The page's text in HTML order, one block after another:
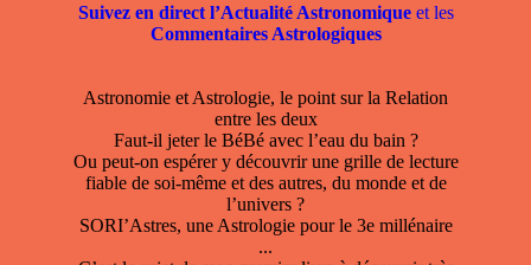
Suivez en direct l’Actualité Astronomiqueet les
Commentaires Astrologiques
Astronomie et Astrologie, le point sur la Relation
entre les deux
Faut-il jeter le BéBé avec l’eau du bain ?
Ou peut-on espérer y découvrir une grille de lecture
fiable de soi-même et des autres, du monde et de
l’univers ?
SORI’Astres, une Astrologie pour le 3e millénaire
...